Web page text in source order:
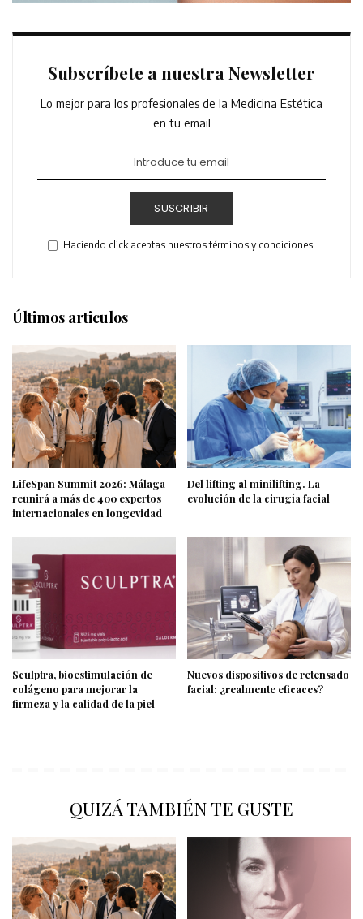
Subscríbete a nuestra Newsletter
Lo mejor para los profesionales de la Medicina Estética
en tu email
SUSCRIBIR
Haciendo click aceptas nuestros términos y condiciones.
Últimos articulos
LifeSpan Summit 2026: Málaga
reunirá a más de 400 expertos
internacionales en longevidad
Del lifting al minilifting. La
evolución de la cirugía facial
Sculptra, bioestimulación de
colágeno para mejorar la
firmeza y la calidad de la piel
Nuevos dispositivos de retensado
facial: ¿realmente eficaces?
QUIZÁ TAMBIÉN TE GUSTE